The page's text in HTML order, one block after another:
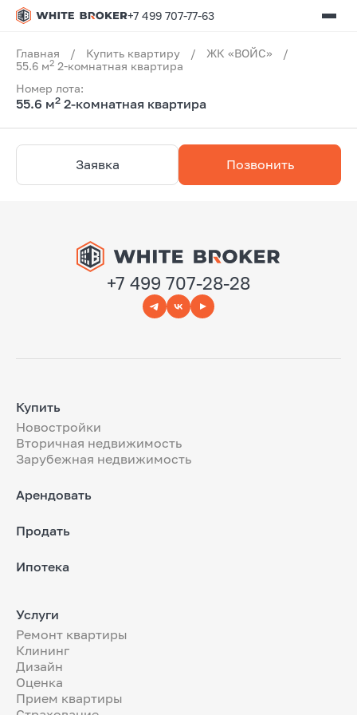
+7 499 707-77-63
Главная / Купить квартиру / ЖК «ВОЙС»
/
55.6 м2 2-комнатная квартира
Номер лота:
55.6 м2 2-комнатная квартира
Заявка Позвонить
+7 499 707-28-28
Купить
Новостройки
Вторичная недвижимость
Зарубежная недвижимость
Арендовать
Продать
Ипотека
Услуги
Ремонт квартиры
Клининг
Дизайн
Оценка
Прием квартиры